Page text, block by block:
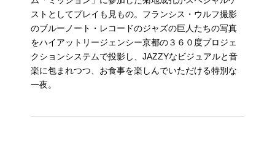
ストとしてプレイも見もの。フランシス・ウルフ撮影
のブルーノート・レコードのジャズの巨人たちの写真
をハイアットリージェンシー京都の３６０度プロジェ
クションシステムで投影し、JAZZYなビジュアルと音
楽に包まれつつ、お食事を楽しんでいただける特別な
一夜。